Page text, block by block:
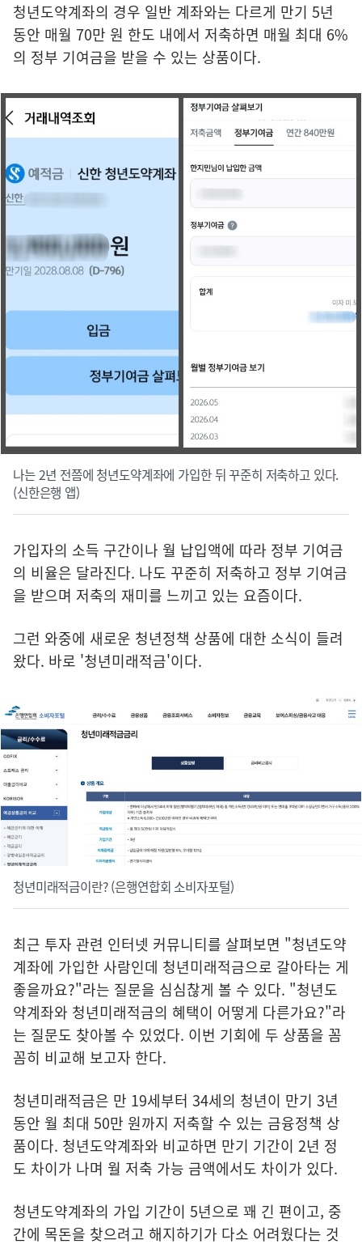
청년도약계좌의 경우 일반 계좌와는 다르게 만기 5년
동안 매월 70만 원 한도 내에서 저축하면 매월 최대 6%
의 정부 기여금을 받을 수 있는 상품이다.
나는 2년 전쯤에 청년도약계좌에 가입한 뒤 꾸준히 저축하고 있다.
(신한은행 앱)
가입자의 소득 구간이나 월 납입액에 따라 정부 기여금
의 비율은 달라진다. 나도 꾸준히 저축하고 정부 기여금
을 받으며 저축의 재미를 느끼고 있는 요즘이다.
그런 와중에 새로운 청년정책 상품에 대한 소식이 들려
왔다. 바로 '청년미래적금'이다.
청년미래적금이란? (은행연합회 소비자포털)
최근 투자 관련 인터넷 커뮤니티를 살펴보면 "청년도약
계좌에 가입한 사람인데 청년미래적금으로 갈아타는 게
좋을까요?"라는 질문을 심심찮게 볼 수 있다. "청년도
약계좌와 청년미래적금의 혜택이 어떻게 다른가요?"라
는 질문도 찾아볼 수 있었다. 이번 기회에 두 상품을 꼼
꼼히 비교해 보고자 한다.
청년미래적금은 만 19세부터 34세의 청년이 만기 3년
동안 월 최대 50만 원까지 저축할 수 있는 금융정책 상
품이다. 청년도약계좌와 비교하면 만기 기간이 2년 정
도 차이가 나며 월 저축 가능 금액에서도 차이가 있다.
청년도약계좌의 가입 기간이 5년으로 꽤 긴 편이고, 중
간에 목돈을 찾으려고 해지하기가 다소 어려웠다는 것